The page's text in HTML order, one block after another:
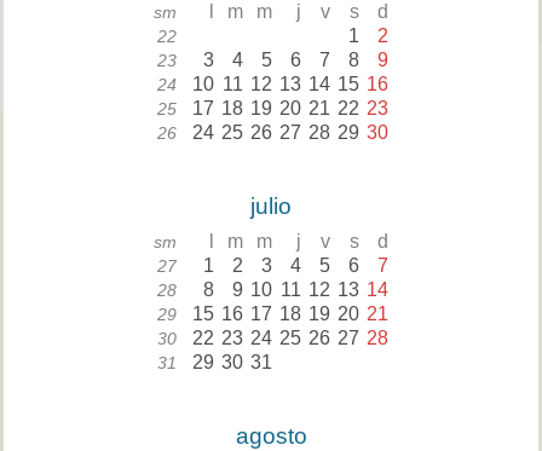
sm m m j v s d
22 1 2
23 3 4 5 6 7 8 9
24 10 11 12 13 14 15 16
25 17 18 19 20 21 22 23
26 24 25 26 27 28 29 30
julio
sm m m j v s d
27 1 2 3 4 5 6 7
28 8 9 10 11 12 13 14
29 15 16 17 18 19 20 21
30 22 23 24 25 26 27 28
31 29 30 31
agosto